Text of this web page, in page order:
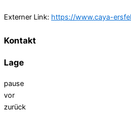
Externer Link: https://www.caya-
Kontakt
Lage
pause
vor
zurück